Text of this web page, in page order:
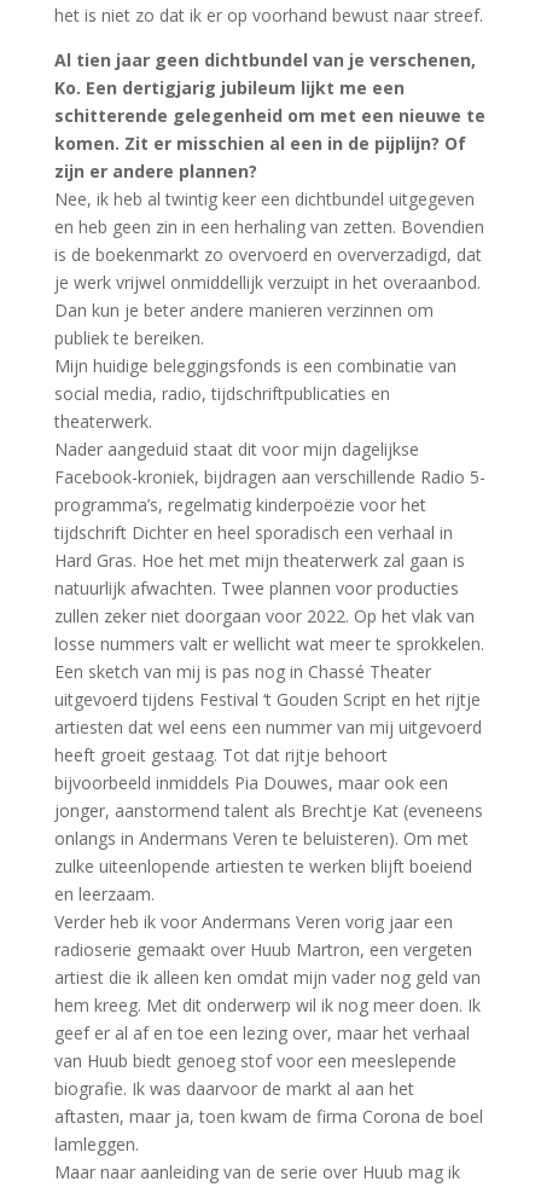
het is niet zo dat ik er op voorhand bewust naar streef.
Al tien jaar geen dichtbundel van je verschenen,
Ko. Een dertigjarig jubileum lijkt me een
schitterende gelegenheid om met een nieuwe te
komen. Zit er misschien al een in de pijplijn? Of
zijn er andere plannen?
Nee, ik heb al twintig keer een dichtbundel uitgegeven
en heb geen zin in een herhaling van zetten. Bovendien
is de boekenmarkt zo overvoerd en oververzadigd, dat
je werk vrijwel onmiddellijk verzuipt in het overaanbod.
Dan kun je beter andere manieren verzinnen om
publiek te bereiken.
Mijn huidige beleggingsfonds is een combinatie van
social media, radio, tijdschriftpublicaties en
theaterwerk.
Nader aangeduid staat dit voor mijn dagelijkse
Facebook-kroniek, bijdragen aan verschillende Radio 5-
programma’s, regelmatig kinderpoëzie voor het
tijdschrift Dichter en heel sporadisch een verhaal in
Hard Gras. Hoe het met mijn theaterwerk zal gaan is
natuurlijk afwachten. Twee plannen voor producties
zullen zeker niet doorgaan voor 2022. Op het vlak van
losse nummers valt er wellicht wat meer te sprokkelen.
Een sketch van mij is pas nog in Chassé Theater
uitgevoerd tijdens Festival ‘t Gouden Script en het rijtje
artiesten dat wel eens een nummer van mij uitgevoerd
heeft groeit gestaag. Tot dat rijtje behoort
bijvoorbeeld inmiddels Pia Douwes, maar ook een
jonger, aanstormend talent als Brechtje Kat (eveneens
onlangs in Andermans Veren te beluisteren). Om met
zulke uiteenlopende artiesten te werken blijft boeiend
en leerzaam.
Verder heb ik voor Andermans Veren vorig jaar een
radioserie gemaakt over Huub Martron, een vergeten
artiest die ik alleen ken omdat mijn vader nog geld van
hem kreeg. Met dit onderwerp wil ik nog meer doen. Ik
geef er al af en toe een lezing over, maar het verhaal
van Huub biedt genoeg stof voor een meeslepende
biografie. Ik was daarvoor de markt al aan het
aftasten, maar ja, toen kwam de firma Corona de boel
lamleggen.
Maar naar aanleiding van de serie over Huub mag ik